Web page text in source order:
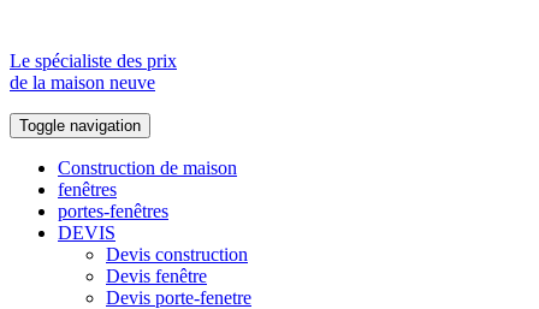
Le spécialiste des prix
de la maison neuve
Toggle navigation
Construction de maison
fenêtres
portes-fenêtres
DEVIS
Devis construction
Devis fenêtre
Devis porte-fenetre